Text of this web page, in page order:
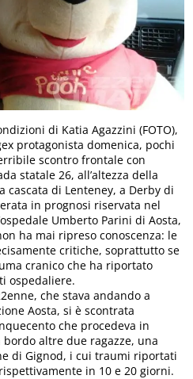
di Katia Agazzini (FOTO),
protagonista domenica, pochi
scontro frontale con
statale 26, all’altezza della
di Lenteney, a Derby di
in prognosi riservata nel
Umberto Parini di Aosta,
ha mai ripreso conoscenza: le
critiche, soprattutto se
cranico che ha riportato
ospedaliere.
che stava andando a
Aosta, si è scontrata
che procedeva in
altre due ragazze, una
di Gignod, i cui traumi riportati
in 10 e 20 giorni.